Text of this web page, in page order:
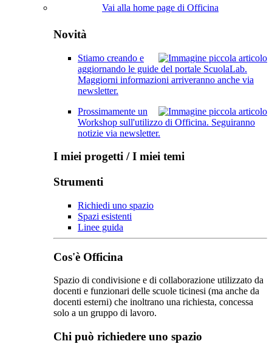
Vai alla home page di Officina
Novità
Stiamo creando e
aggiornando le guide del portale ScuolaLab.
Maggiorni informazioni arriveranno anche via
newsletter.
Prossimamente un
Workshop sull'utilizzo di Officina. Seguiranno
notizie via newsletter.
I miei progetti / I miei temi
Strumenti
Richiedi uno spazio
Spazi esistenti
Linee guida
Cos'è Officina
Spazio di condivisione e di collaborazione utilizzato da
docenti e funzionari delle scuole ticinesi (ma anche da
docenti esterni) che inoltrano una richiesta, concessa
solo a un gruppo di lavoro.​
Chi può richiedere uno spazio